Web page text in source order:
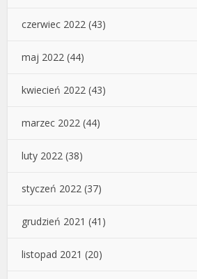
czerwiec 2022 (43)
maj 2022 (44)
kwiecień 2022 (43)
marzec 2022 (44)
luty 2022 (38)
styczeń 2022 (37)
grudzień 2021 (41)
listopad 2021 (20)